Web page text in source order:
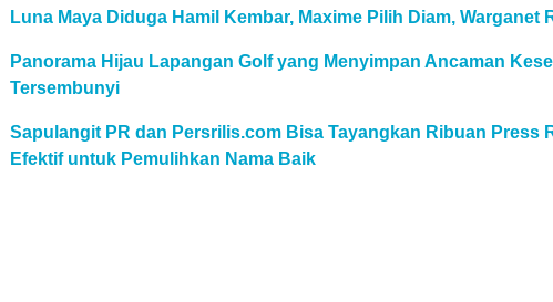
Luna Maya Diduga Hamil Kembar, Maxime Pilih Diam, Warganet
Panorama Hijau Lapangan Golf yang Menyimpan Ancaman
Tersembunyi
Sapulangit PR dan Persrilis.com Bisa Tayangkan Ribuan Press
Efektif untuk Pemulihkan Nama Baik